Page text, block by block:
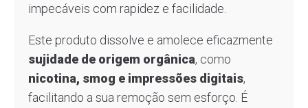
impecáveis com rapidez e facilidade.
Este produto dissolve e amolece eficazmente
sujidade de origem orgânica, como
nicotina, smog e impressões digitais,
facilitando a sua remoção sem esforço. É